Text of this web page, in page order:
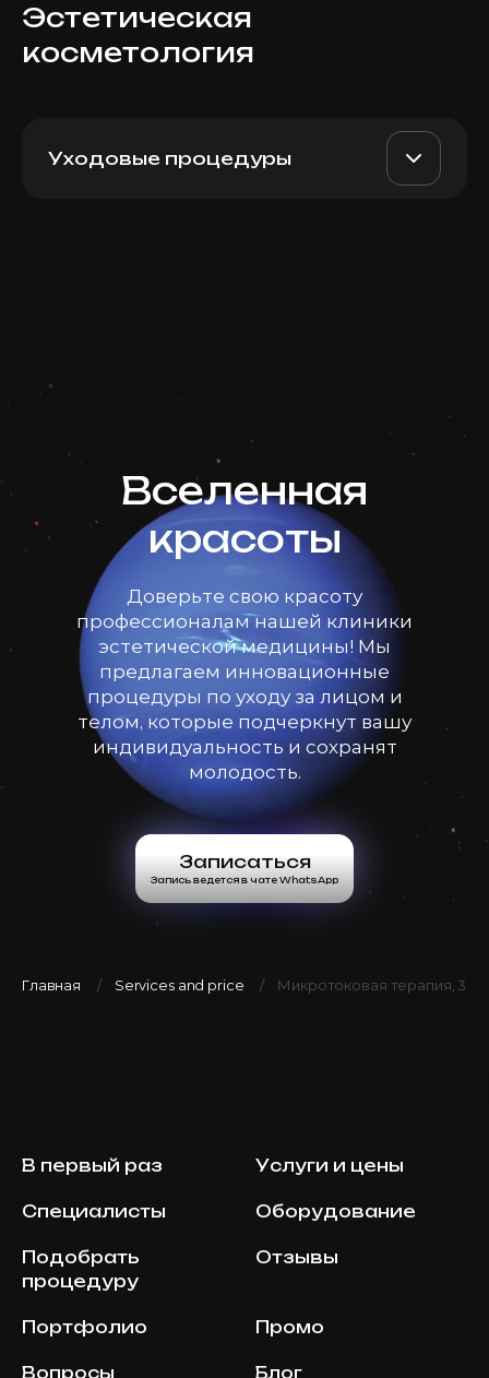
Эстетическая
косметология
Уходовые процедуры
Вселенная
красоты
Доверьте свою красоту
профессионалам нашей клиники
эстетической медицины! Мы
предлагаем инновационные
процедуры по уходу за лицом и
телом, которые подчеркнут вашу
индивидуальность и сохранят
молодость.
Записаться
Запись ведется в чате WhatsApp
Главная Services and price Микротоковая терапия, 30
В первый раз Услуги и цены
Специалисты Оборудование
Подобрать
процедуру
Отзывы
Портфолио Промо
Вопросы Блог